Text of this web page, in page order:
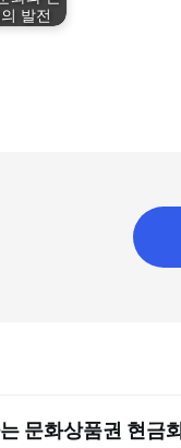
발전
문화상품권 현금